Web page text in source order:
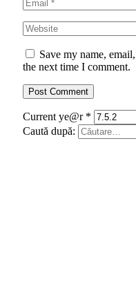
Save my name,
the next time I comment.
Current ye@r *
Caută după: